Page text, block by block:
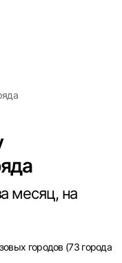
сотрудника
месяц, на
городов (73 города